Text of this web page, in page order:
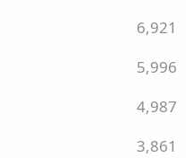
6,921
5,996
4,987
3,861